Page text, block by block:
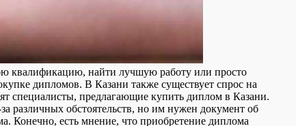
квалификацию, найти лучшую работу или просто
дипломов. В Казани также существует спрос на
специалисты, предлагающие купить диплом в Казани.
различных обстоятельств, но им нужен документ об
Конечно, есть мнение, что приобретение диплома